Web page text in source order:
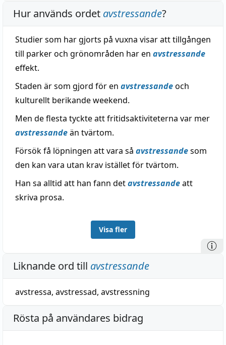
Hur används ordet avstressande?
Studier som har gjorts på vuxna visar att tillgången
till parker och grönområden har en avstressande
effekt.
Staden är som gjord för en avstressandeoch
kulturellt berikande weekend.
Men de flesta tyckte att fritidsaktiviteterna var mer
avstressandeän tvärtom.
Försök få löpningen att vara så avstressandesom
den kan vara utan krav istället för tvärtom.
Han sa alltid att han fann detavstressandeatt
skriva prosa.
Visa fler
Liknande ord till avstressande
avstressa, avstressad, avstressning
Rösta på användares bidrag